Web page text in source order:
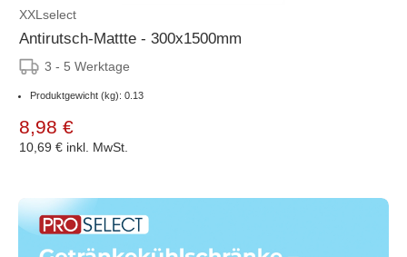
XXLselect
Antirutsch-Mattte - 300x1500mm
3 - 5 Werktage
Produktgewicht (kg): 0.13
8,98 €
10,69 € inkl. MwSt.